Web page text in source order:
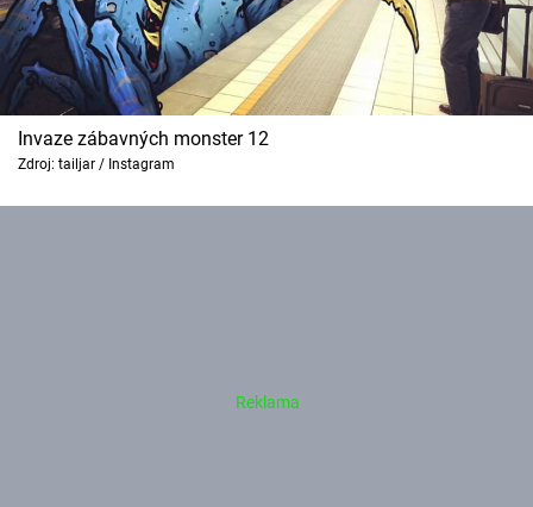
Invaze zábavných monster 12
Zdroj: tailjar / Instagram